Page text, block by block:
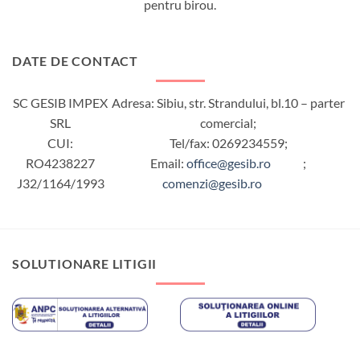
pentru birou.
DATE DE CONTACT
SC GESIB IMPEX
SRL
CUI:
RO4238227
J32/1164/1993
Adresa: Sibiu, str. Strandului, bl.10 – parter
comercial;
Tel/fax: 0269234559;
Email:office@gesib.ro
;
comenzi@gesib.ro
SOLUTIONARE LITIGII